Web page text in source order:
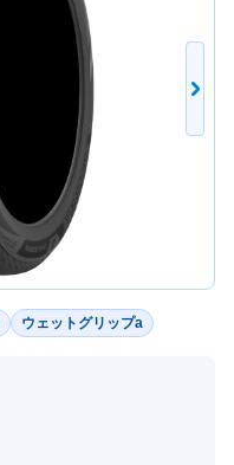
ウェットグリップa